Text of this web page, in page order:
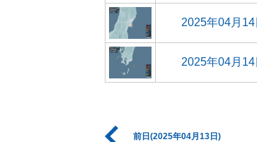
2025年04月
2025年04月
前日(2025年04月13日)